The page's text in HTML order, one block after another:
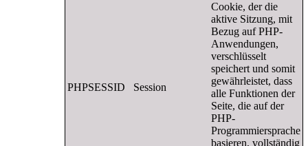
PHPSESSID Session
Cookie, der die
aktive Sitzung, mit
Bezug auf PHP-
Anwendungen,
verschlüsselt
speichert und somit
gewährleistet, dass
alle Funktionen der
Seite, die auf der
PHP-
Programmiersprache
basieren, vollständig